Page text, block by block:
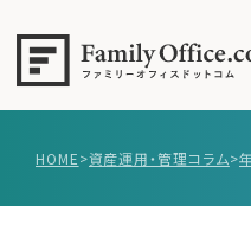
HOME>資産運用・管理コラム>